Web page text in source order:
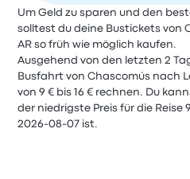
Um Geld zu sparen und den
solltest du deine Bustickets von
AR so früh wie möglich kaufen.
Ausgehend von den letzten 2
Busfahrt von Chascomús nach
von 9 € bis 16 € rechnen. Du
der niedrigste Preis für die Reise
2026-08-07 ist.